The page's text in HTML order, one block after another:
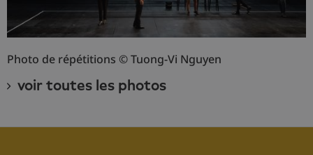
Photo de répétitions © Tuong-Vi Nguyen
voir toutes les photos